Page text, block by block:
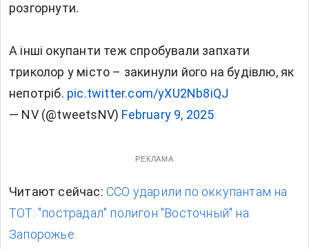
розгорнути.
А інші окупанти теж спробували запхати
триколор у місто – закинули його на будівлю, як
непотріб. pic.twitter.com/yXU2Nb8iQJ
— NV (@tweetsNV) February 9, 2025
РЕКЛАМА
Читают сейчас: ССО ударили по оккупантам на
ТОТ: "пострадал" полигон "Восточный" на
Запорожье.